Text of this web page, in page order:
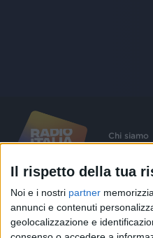
Il rispetto della tua
Noi e i nostri partner
annunci e contenuti
geolocalizzazione e
Chi siamo
©2026RADIO ITALIA S.p.A. P.IVA
contenute nel sito sono stati assolti
connessi.
Capitale Sociale € 580.000,00